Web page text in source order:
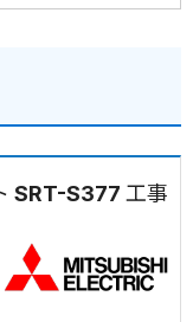
SRT-S377 工事